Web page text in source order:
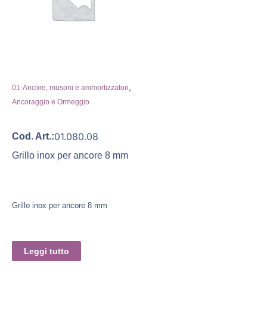
01-Ancore, musoni e ammortizzatori,
Ancoraggio e Ormeggio
Cod. Art.:01.080.08
Grillo inox per ancore 8 mm
Grillo inox per ancore 8 mm
Leggi tutto